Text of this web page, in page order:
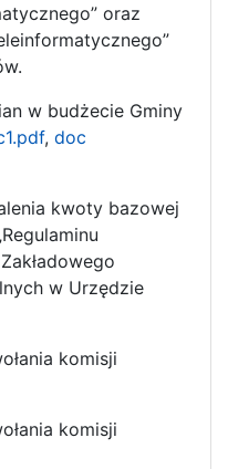
oraz
w budżecie Gminy
, doc
kwoty bazowej
w Urzędzie
komisji
komisji